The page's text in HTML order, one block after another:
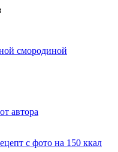
смородиной
автора
с фото на 150 ккал